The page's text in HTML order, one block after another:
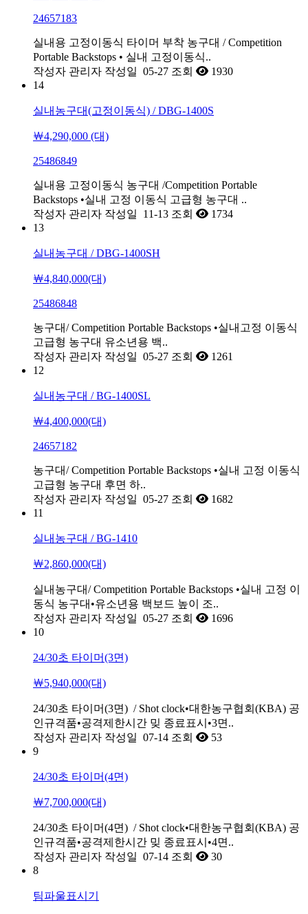
24657183
실내용 고정이동식 타이머 부착 농구대 / Competition
Portable Backstops • 실내 고정이동식..
작성자 관리자 작성일 05-27 조회
1930
14
실내농구대(고정이동식) / DBG-1400S
￦4,290,000 (대)
25486849
실내용 고정이동식 농구대 /Competition Portable
Backstops •실내 고정 이동식 고급형 농구대 ..
작성자 관리자 작성일 11-13 조회
1734
13
실내농구대 / DBG-1400SH
￦4,840,000(대)
25486848
농구대/ Competition Portable Backstops •실내고정 이동식
고급형 농구대 유소년용 백..
작성자 관리자 작성일 05-27 조회
1261
12
실내농구대 / BG-1400SL
￦4,400,000(대)
24657182
농구대/ Competition Portable Backstops •실내 고정 이동식
고급형 농구대 후면 하..
작성자 관리자 작성일 05-27 조회
1682
11
실내농구대 / BG-1410
￦2,860,000(대)
실내농구대/ Competition Portable Backstops •실내 고정 이
동식 농구대•유소년용 백보드 높이 조..
작성자 관리자 작성일 05-27 조회
1696
10
24/30초 타이머(3면)
￦5,940,000(대)
24/30초 타이머(3면) / Shot clock•대한농구협회(KBA) 공
인규격품•공격제한시간 밎 종료표시•3면..
작성자 관리자 작성일 07-14 조회
53
9
24/30초 타이머(4면)
￦7,700,000(대)
24/30초 타이머(4면) / Shot clock•대한농구협회(KBA) 공
인규격품•공격제한시간 밎 종료표시•4면..
작성자 관리자 작성일 07-14 조회
30
8
팀파울표시기